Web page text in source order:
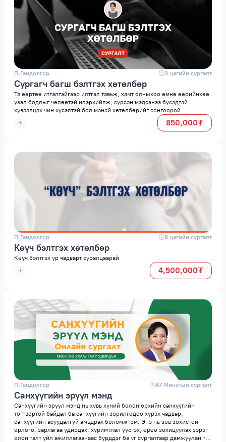
П.Гандолгор 3 цагийн сургалт
Сургагч багш бэлтгэх хөтөлбөр
Та өөртөө итгэлтэйгээр илтгэл тавьж, хамт олныхоо өмнө өөрийнхөө
үзэл бодлыг чөлөөтэй илэрхийлж, сурсан мэдсэнээ бусадтай
хуваалцах чин хүсэлтэй бол манай хөтөлбөрийг сонгоорой
850,000₮
П.Гандолгор 8 цагийн сургалт
Көүч бэлтгэх хөтөлбөр
Көүч бэлтгэх ур чадварт суралцаарай
4,500,000₮
П.Гандолгор 47 Минутын сургалт
Санхүүгийн эрүүл мэнд
Санхүүгийн эрүүл мэнд нь хувь хүний болон өрхийн санхүүгийн
тогтвортой байдал ба санхүүгийн зорилгодоо хүрэх чадвар,
санхүүгийн асуудалгүй амьдрах боломж юм. Энэ нь зөв зохистой
орлого, зарлагаа удирдах, хуримтлал үүсгэх, өрөө зохицуулах зэрэг
олон талт үйл ажиллагаанаас бүрддэг ба уг сургалтаар дамжуулан та